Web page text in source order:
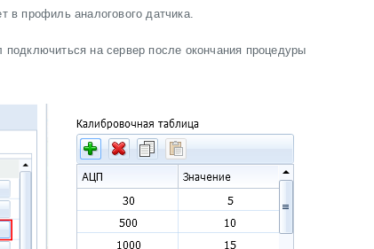
в профиль аналогового датчика.
на сервер после окончания процедуры